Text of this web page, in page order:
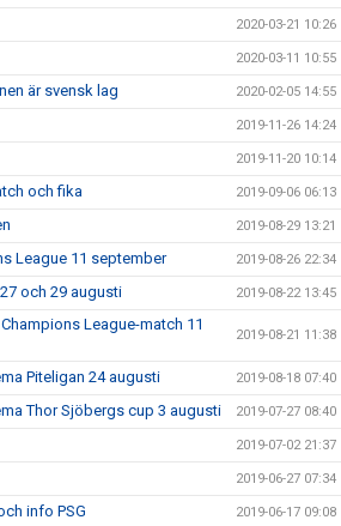
2020-03-21 10:26
2020-03-11 10:55
är svensk lag 2020-02-05 14:55
2019-11-26 14:24
2019-11-20 10:14
och fika 2019-09-06 06:13
2019-08-29 13:21
League 11 september 2019-08-26 22:34
och 29 augusti 2019-08-22 13:45
League-match 11
2019-08-21 11:38
Piteligan 24 augusti 2019-08-18 07:40
Thor Sjöbergs cup 3 augusti 2019-07-27 08:40
2019-07-02 21:37
2019-06-27 07:34
info PSG 2019-06-17 09:08